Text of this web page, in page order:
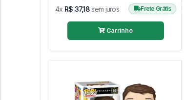
4x R$ 37,18sem juros Frete Grátis
Carrinho